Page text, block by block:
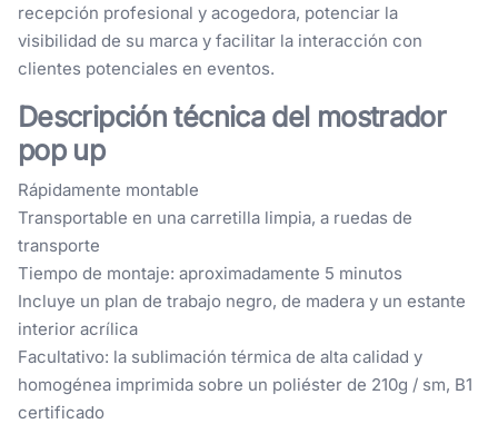
recepción profesional y acogedora, potenciar la
visibilidad de su marca y facilitar la interacción con
clientes potenciales en eventos.
Descripción técnica del mostrador
pop up
Rápidamente montable
Transportable en una carretilla limpia, a ruedas de
transporte
Tiempo de montaje: aproximadamente 5 minutos
Incluye un plan de trabajo negro, de madera y un estante
interior acrílica
Facultativo: la sublimación térmica de alta calidad y
homogénea imprimida sobre un poliéster de 210g / sm, B1
certificado